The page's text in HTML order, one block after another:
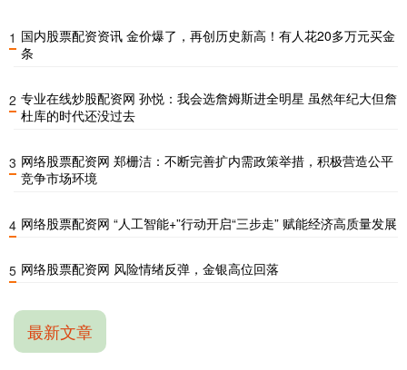
1 国内股票配资资讯 金价爆了，再创历史新高！有人花20多万元买金
条
2 专业在线炒股配资网 孙悦：我会选詹姆斯进全明星 虽然年纪大但詹
杜库的时代还没过去
3 网络股票配资网 郑栅洁：不断完善扩内需政策举措，积极营造公平
竞争市场环境
4 网络股票配资网 “人工智能+”行动开启“三步走” 赋能经济高质量发展
5 网络股票配资网 风险情绪反弹，金银高位回落
最新文章